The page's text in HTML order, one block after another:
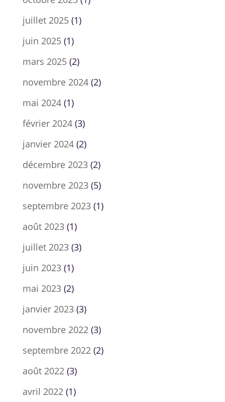
juillet 2025(1)
juin 2025(1)
mars 2025(2)
novembre 2024(2)
mai 2024(1)
février 2024(3)
janvier 2024(2)
décembre 2023(2)
novembre 2023(5)
septembre 2023(1)
août 2023(1)
juillet 2023(3)
juin 2023(1)
mai 2023(2)
janvier 2023(3)
novembre 2022(3)
septembre 2022(2)
août 2022(3)
avril 2022(1)